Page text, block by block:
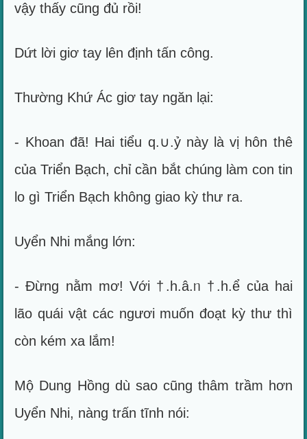
vậy thấy cũng đủ rồi!
Dứt lời giơ tay lên định tấn công.
Thường Khứ Ác giơ tay ngăn lại:
- Khoan đã! Hai tiểu q.∪.ỷ này là vị hôn thê
của Triển Bạch, chỉ cần bắt chúng làm con tin
lo gì Triển Bạch không giao kỳ thư ra.
Uyển Nhi mắng lớn:
- Đừng nằm mơ! Với †.h.â.ᥒ †.h.ể của hai
lão quái vật các ngươi muốn đoạt kỳ thư thì
còn kém xa lắm!
Mộ Dung Hồng dù sao cũng thâm trầm hơn
Uyển Nhi, nàng trấn tĩnh nói: